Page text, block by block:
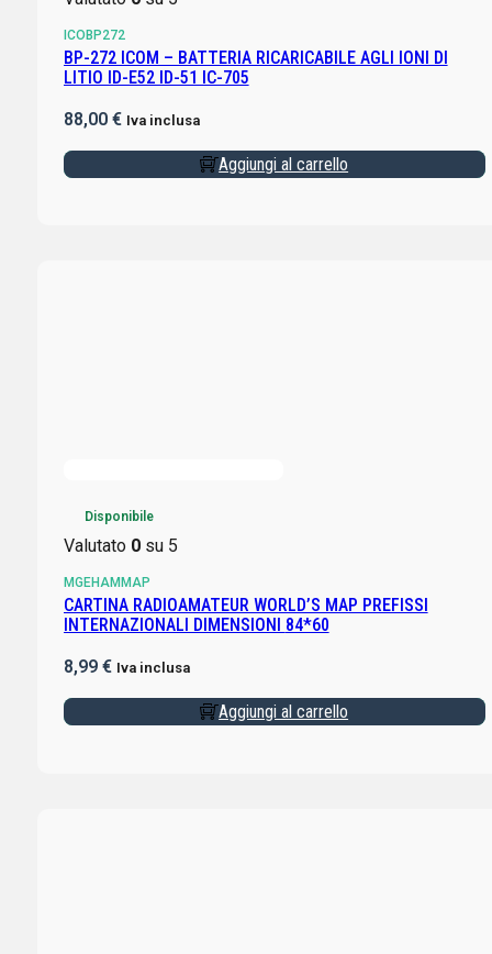
ICOBP272
BP-272 ICOM – BATTERIA RICARICABILE AGLI IONI DI
LITIO ID-E52 ID-51 IC-705
88,00 € Iva inclusa
Aggiungi al carrello
Disponibile
Valutato 0su 5
MGEHAMMAP
CARTINA RADIOAMATEUR WORLD’S MAP PREFISSI
INTERNAZIONALI DIMENSIONI 84*60
8,99 € Iva inclusa
Aggiungi al carrello